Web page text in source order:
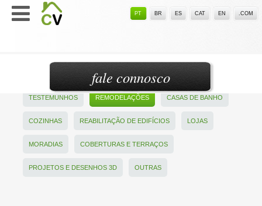
PT BR ES CAT EN .COM
TESTEMUNHOS REMODELAÇÕES CASAS DE BANHO
COZINHAS REABILITAÇÃO DE EDIFÍCIOS LOJAS
MORADIAS COBERTURAS E TERRAÇOS
PROJETOS E DESENHOS 3D OUTRAS
fale connosco